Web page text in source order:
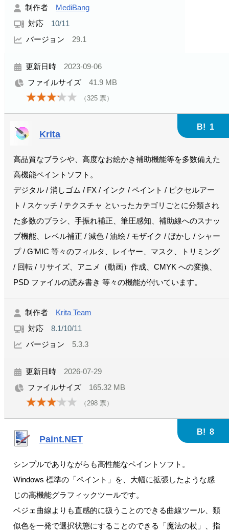
制作者 MediBang
対応 10/11
バージョン 29.1
更新日時 2023-09-06
ファイルサイズ 41.9 MB
（325 票）
Krita
B! 1
高品質なブラシや、高度なお絵かき補助機能等を多数備えた
高機能ペイントソフト。
デジタル / 消しゴム / FX / インク / ペイント / ピクセルアー
ト / スケッチ / テクスチャ といったカテゴリごとに分類され
た多数のブラシ、手振れ補正、筆圧感知、補助線へのスナッ
プ機能、レベル補正 / 減色 / 油絵 / モザイク / ぼかし / シャー
プ / G’MIC 等々のフィルタ、レイヤー、マスク、トリミング
/ 回転 / リサイズ、アニメ（動画）作成、CMYK への変換、
PSD ファイルの読み書き 等々の機能が付いています。
制作者 Krita Team
対応 8.1/10/11
バージョン 5.3.3
更新日時 2026-07-29
ファイルサイズ 165.32 MB
（298 票）
Paint.NET
B! 8
シンプルでありながらも高性能なペイントソフト。
Windows 標準の「ペイント」を、大幅に拡張したような感
じの高機能グラフィックツールです。
ベジェ曲線よりも直感的に扱うことのできる曲線ツール、類
似色を一発で選択状態にすることのできる「魔法の杖」、指